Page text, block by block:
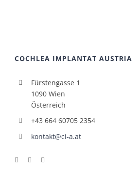
COCHLEA IMPLANTAT AUSTRIA
Fürstengasse 1
1090 Wien
Österreich
+43 664 60705 2354
kontakt@ci-a.at